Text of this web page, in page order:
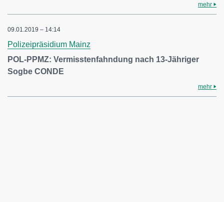
mehr
09.01.2019 – 14:14
Polizeipräsidium Mainz
POL-PPMZ: Vermisstenfahndung nach 13-Jähriger
Sogbe CONDE
mehr